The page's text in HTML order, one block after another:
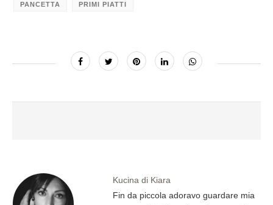
PANCETTA PRIMI PIATTI
Kucina di Kiara
Fin da piccola adoravo guardare mia